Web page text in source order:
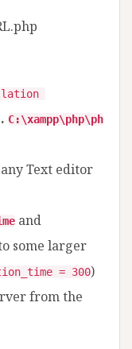
C:\xampp\php\ph
Text editor
and
some larger
= 300)
from the